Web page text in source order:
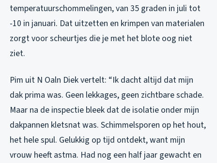
temperatuurschommelingen, van 35 graden in juli tot
-10 in januari. Dat uitzetten en krimpen van materialen
zorgt voor scheurtjes die je met het blote oog niet
ziet.
Pim uit N Oaln Diek vertelt: “Ik dacht altijd dat mijn
dak prima was. Geen lekkages, geen zichtbare schade.
Maar na de inspectie bleek dat de isolatie onder mijn
dakpannen kletsnat was. Schimmelsporen op het hout,
het hele spul. Gelukkig op tijd ontdekt, want mijn
vrouw heeft astma. Had nog een half jaar gewacht en